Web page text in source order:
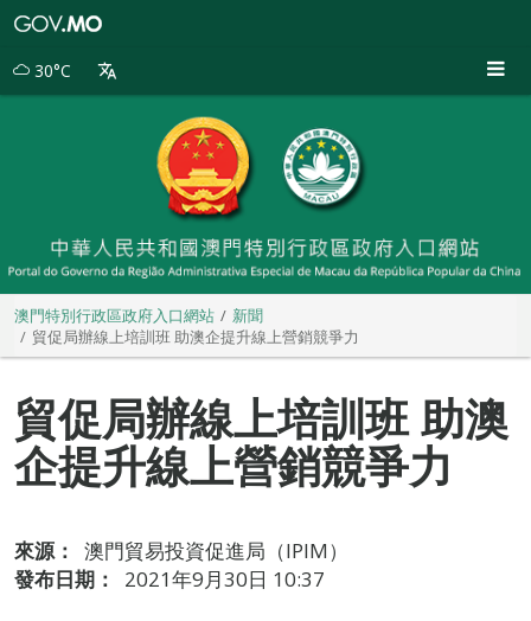
別
30°C
澳門特別行政區政府入口網站
新聞
貿促局辦線上培訓班 助澳企提升線上營銷競爭力
貿促局辦線上培訓班 助澳
企提升線上營銷競爭力
來源：
澳門貿易投資促進局（IPIM）
發布日期：
2021年9月30日 10:37